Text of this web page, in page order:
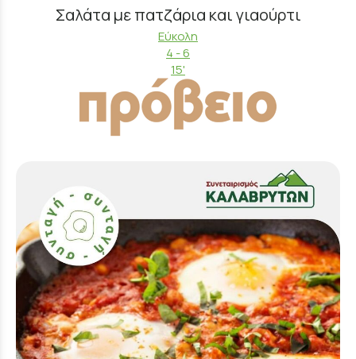
Σαλάτα με πατζάρια και γιαούρτι
Εύκολη
4 - 6
15'